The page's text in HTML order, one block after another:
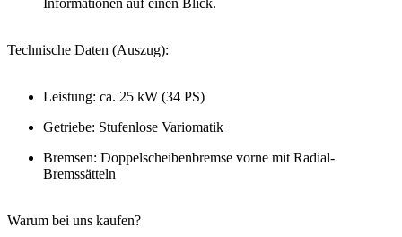
Informationen auf einen Blick.
Technische Daten (Auszug):
Leistung: ca. 25 kW (34 PS)
Getriebe: Stufenlose Variomatik
Bremsen: Doppelscheibenbremse vorne mit Radial-
Bremssätteln
Warum bei uns kaufen?